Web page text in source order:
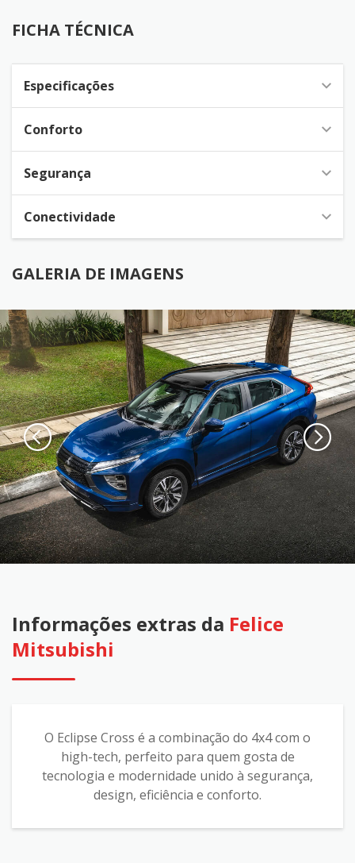
FICHA TÉCNICA
Especificações
Conforto
Segurança
Conectividade
GALERIA DE IMAGENS
Informações extras da Felice
Mitsubishi
O Eclipse Cross é a combinação do 4x4 com o
high-tech, perfeito para quem gosta de
tecnologia e modernidade unido à segurança,
design, eficiência e conforto.